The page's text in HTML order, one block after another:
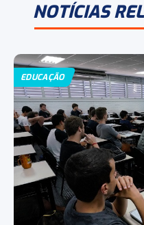
NOTÍCIAS
EDUCAÇÃO